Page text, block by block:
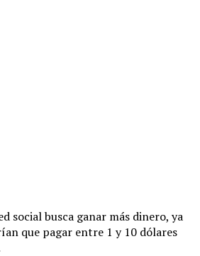
social busca ganar más dinero, ya
que pagar entre 1 y 10 dólares